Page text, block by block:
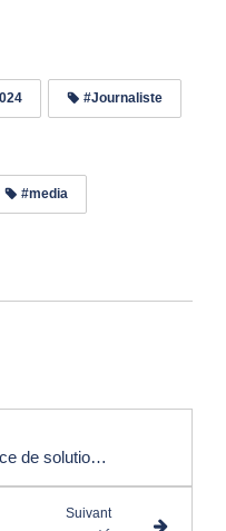
#Journaliste
#media
Bénédite Lovi : créatrice de solutions innovantes et durables
Suivant